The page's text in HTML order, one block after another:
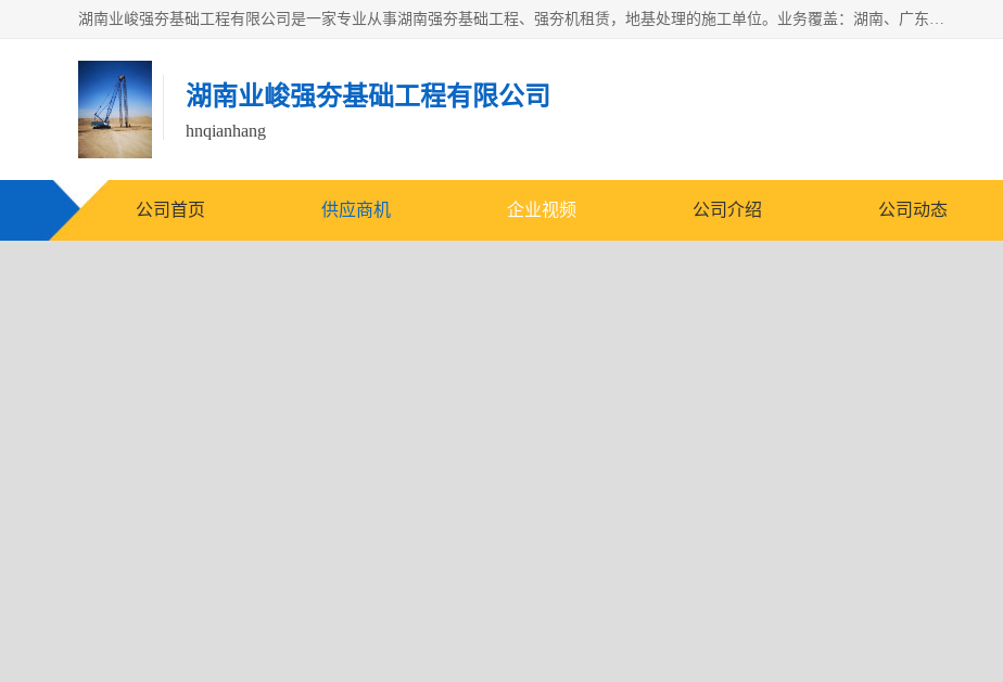
湖南业峻强夯基础工程有限公司是一家专业从事湖南强夯基础工程、强夯机租赁，地基处理的施工单位。业务覆盖：湖南、广东，江西等地。可承接1000KN.m-25000KN.m强夯（置换）工程。公司创始人是国内较早期从事强夯施工的建设者，经过多年的一步一个脚印的发展，在行业内具有较高的度和良好的口碑。
湖南业峻强夯基础工程有限公司
hnqianhang
公司首页 供应商机 企业视频 公司介绍 公司动态